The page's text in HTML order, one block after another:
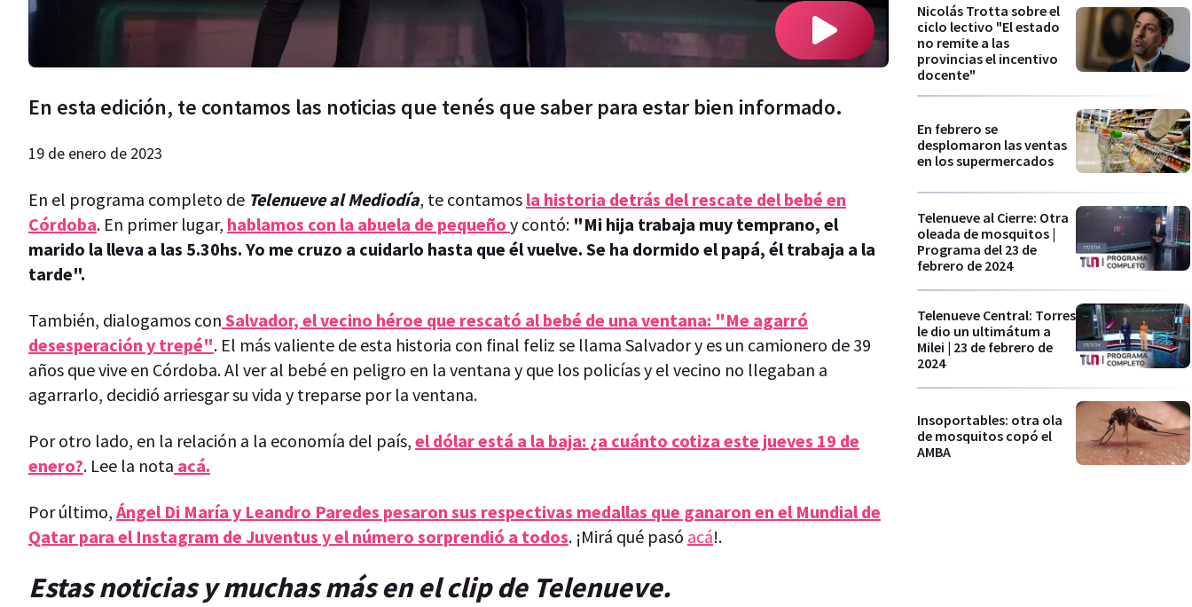
En esta edición, te contamos las noticias que tenés que saber para estar bien informado.
19 de enero de 2023
En el programa completo de Telenueve al Mediodía, te contamos la historia detrás del rescate del bebé en
Córdoba. En primer lugar, hablamos con la abuela de pequeño y contó: "Mi hija trabaja muy temprano, el
marido la lleva a las 5.30hs. Yo me cruzo a cuidarlo hasta que él vuelve. Se ha dormido el papá, él trabaja a la
tarde".
También, dialogamos con Salvador, el vecino héroe que rescató al bebé de una ventana: "Me agarró
desesperación y trepé". El más valiente de esta historia con final feliz se llama Salvador y es un camionero de 39
años que vive en Córdoba. Al ver al bebé en peligro en la ventana y que los policías y el vecino no llegaban a
agarrarlo, decidió arriesgar su vida y treparse por la ventana.
Por otro lado, en la relación a la economía del país, el dólar está a la baja: ¿a cuánto cotiza este jueves 19 de
enero?. Lee la nota acá.
Por último, Ángel Di María y Leandro Paredes pesaron sus respectivas medallas que ganaron en el Mundial de
Qatar para el Instagram de Juventus y el número sorprendió a todos. ¡Mirá qué pasó acá!.
Estas noticias y muchas más en el clip de Telenueve.
Nicolás Trotta sobre el
ciclo lectivo "El estado
no remite a las
provincias el incentivo
docente"
En febrero se
desplomaron las ventas
en los supermercados
Telenueve al Cierre: Otra
oleada de mosquitos |
Programa del 23 de
febrero de 2024
Telenueve Central: Torres
le dio un ultimátum a
Milei | 23 de febrero de
2024
Insoportables: otra ola
de mosquitos copó el
AMBA